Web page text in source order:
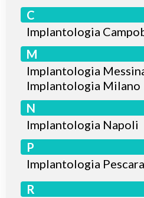
C
Implantologia
M
Implantologia
Implantologia Milano
N
Implantologia Napoli
P
Implantologia Pescara
R